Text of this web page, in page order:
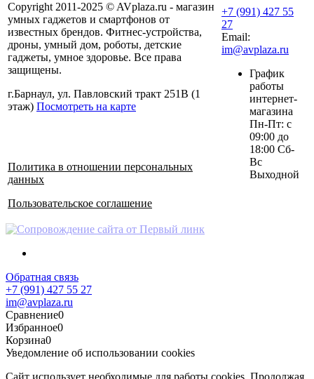
Copyright 2011-2025 © AVplaza.ru - магазин
умных гаджетов и смартфонов от
известных брендов. Фитнес-устройства,
дроны, умный дом, роботы, детские
гаджеты, умное здоровье. Все права
защищены.
г.Барнаул, ул. Павловский тракт 251В (1
этаж) Посмотреть на карте
Политика в отношении персональных
данных
Пользовательское соглашение
+7 (991) 427 55
27
Email:
im@avplaza.ru
График
работы
интернет-
магазина
Пн-Пт: с
09:00 до
18:00 Сб-
Вс
Выходной
Обратная связь
+7 (991) 427 55 27
im@avplaza.ru
Сравнение0
Избранное0
Корзина0
Уведомление об использовании cookies